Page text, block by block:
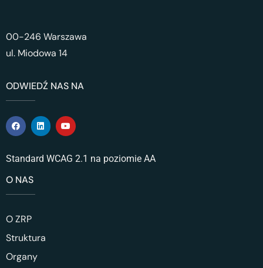
00-246 Warszawa
ul. Miodowa 14
ODWIEDŹ NAS NA
Standard WCAG 2.1 na poziomie AA
O NAS
O ZRP
Struktura
Organy